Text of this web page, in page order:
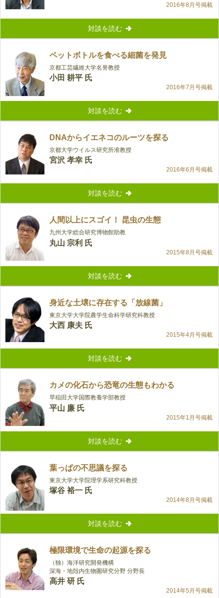
2016年8月号掲載
対談を読む
ペットボトルを食べる細菌を発見
京都工芸繊維大学名誉教授
小田 耕平 氏
2016年7月号掲載
対談を読む
DNAからイエネコのルーツを探る
京都大学ウイルス研究所准教授
宮沢 孝幸 氏
2016年6月号掲載
対談を読む
人間以上にスゴイ！ 昆虫の生態
九州大学総合研究博物館助教
丸山 宗利 氏
2015年8月号掲載
対談を読む
身近な土壌に存在する「放線菌」
東京大学大学院農学生命科学研究科教授
大西 康夫 氏
2015年4月号掲載
対談を読む
カメの化石から恐竜の生態もわかる
早稲田大学国際教養学部教授
平山 廉 氏
2015年1月号掲載
対談を読む
葉っぱの不思議を探る
東京大学大学院理学系研究科教授
塚谷 裕一 氏
2014年8月号掲載
対談を読む
極限環境で生命の起源を探る
（独）海洋研究開発機構
深海・地殻内生物圏研究分野 分野長
高井 研 氏
2014年5月号掲載